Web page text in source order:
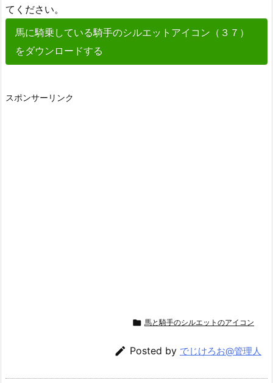
てください。
馬に騎乗している騎手のシルエットアイコン（３７）
をダウンロードする
スポンサーリンク
 馬と騎手のシルエットのアイコン
 Posted by でじけろお@管理人